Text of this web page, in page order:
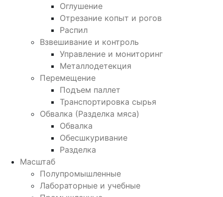
Оглушение
Отрезание копыт и рогов
Распил
Взвешивание и контроль
Управление и мониторинг
Металлодетекция
Перемещение
Подъем паллет
Транспортировка сырья
Обвалка (Разделка мяса)
Обвалка
Обесшкуривание
Разделка
Масштаб
Полупромышленные
Лабораторные и учебные